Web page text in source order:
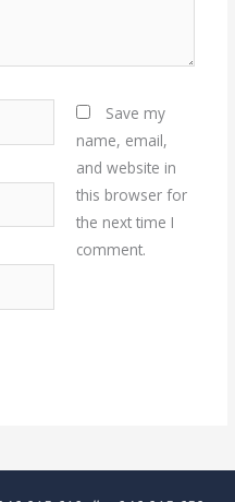
Save my
name, email,
and website in
this browser for
the next time I
comment.